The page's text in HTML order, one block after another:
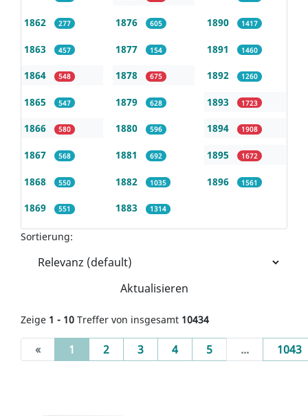
1862 277
1863 457
1864 548
1865 547
1866 580
1867 568
1868 550
1869 551
1876 605
1877 154
1878 675
1879 628
1880 596
1881 692
1882 1035
1883 1314
1890 1417
1891 1460
1892 1260
1893 1723
1894 1908
1895 1672
1896 1561
Sortierung:
Aktualisieren
Zeige 1 - 10 Treffer von insgesamt 10434
« 1 (current)
2 3 4 5 ... 1043